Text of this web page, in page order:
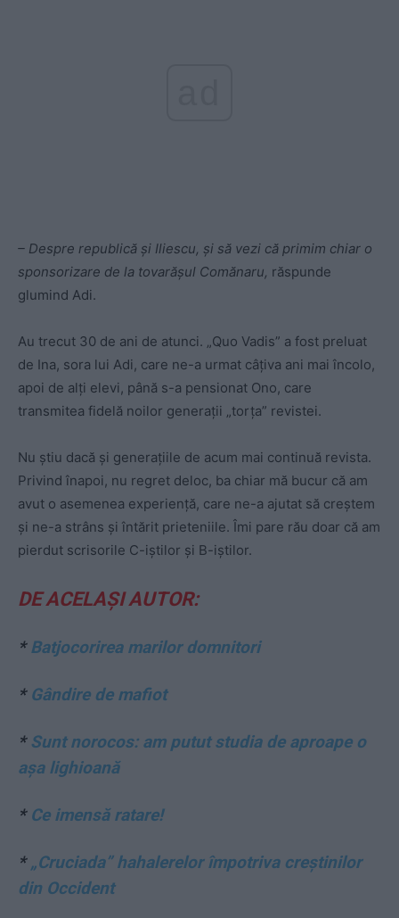
– Despre republică şi Iliescu, şi să vezi că primim chiar o
sponsorizare de la tovarăşul Comănaru, răspunde
glumind Adi.
Au trecut 30 de ani de atunci. „Quo Vadis” a fost preluat
de Ina, sora lui Adi, care ne-a urmat câţiva ani mai încolo,
apoi de alţi elevi, până s-a pensionat Ono, care
transmitea fidelă noilor generaţii „torţa” revistei.
Nu ştiu dacă şi generaţiile de acum mai continuă revista.
Privind înapoi, nu regret deloc, ba chiar mă bucur că am
avut o asemenea experienţă, care ne-a ajutat să creştem
şi ne-a strâns şi întărit prieteniile. Îmi pare rău doar că am
pierdut scrisorile C-iştilor şi B-iştilor.
DE ACELAȘI AUTOR:
*Batjocorirea marilor domnitori
* Gândire de mafiot
* Sunt norocos: am putut studia de aproape o
așa lighioană
* Ce imensă ratare!
*„Cruciada” hahalerelor împotriva creștinilor
din Occident